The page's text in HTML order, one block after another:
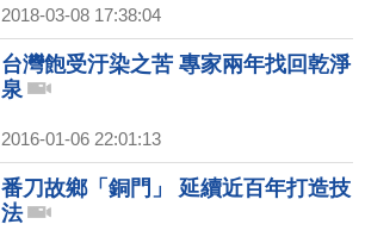
2018-03-08 17:38:04
台灣飽受汙染之苦 專家兩年找回乾淨
泉
2016-01-06 22:01:13
番刀故鄉「銅門」 延續近百年打造技
法